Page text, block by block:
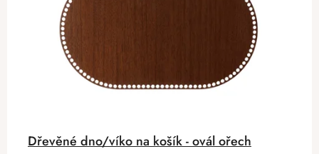
Dřevěné dno/víko na košík - ovál ořech